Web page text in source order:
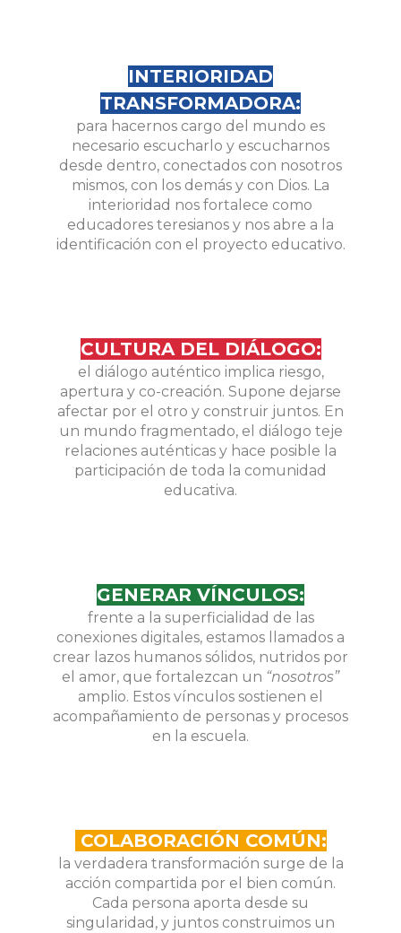
INTERIORIDAD
TRANSFORMADORA:
para hacernos cargo del mundo es
necesario escucharlo y escucharnos
desde dentro, conectados con nosotros
mismos, con los demás y con Dios. La
interioridad nos fortalece como
educadores teresianos y nos abre a la
identificación con el proyecto educativo.
CULTURA DEL DIÁLOGO:
el diálogo auténtico implica riesgo,
apertura y co-creación. Supone dejarse
afectar por el otro y construir juntos. En
un mundo fragmentado, el diálogo teje
relaciones auténticas y hace posible la
participación de toda la comunidad
educativa.
GENERAR VÍNCULOS:
frente a la superficialidad de las
conexiones digitales, estamos llamados a
crear lazos humanos sólidos, nutridos por
el amor, que fortalezcan un “nosotros”
amplio. Estos vínculos sostienen el
acompañamiento de personas y procesos
en la escuela.
COLABORACIÓN COMÚN:
la verdadera transformación surge de la
acción compartida por el bien común.
Cada persona aporta desde su
singularidad, y juntos construimos un